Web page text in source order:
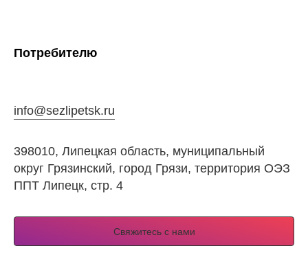
info@sezlipetsk.ru
398010, Липецкая область, муниципальный
округ Грязинский, город Грязи, территория ОЭЗ
ППТ Липецк, стр. 4
Свяжитесь с нами
Потребителю